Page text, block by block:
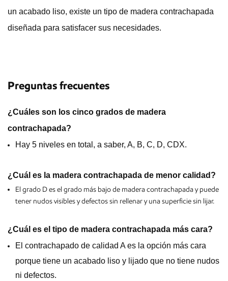
un acabado liso, existe un tipo de madera contrachapada
diseñada para satisfacer sus necesidades.
Preguntas frecuentes
¿Cuáles son los cinco grados de madera
contrachapada?
Hay 5 niveles en total, a saber, A, B, C, D, CDX.
¿Cuál es la madera contrachapada de menor calidad?
El grado D es el grado más bajo de madera contrachapada y puede
tener nudos visibles y defectos sin rellenar y una superficie sin lijar.
¿Cuál es el tipo de madera contrachapada más cara?
El contrachapado de calidad A es la opción más cara
porque tiene un acabado liso y lijado que no tiene nudos
ni defectos.